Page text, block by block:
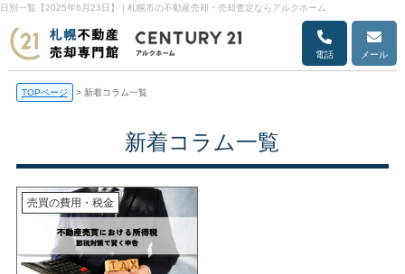
日別一覧【2025年6月23日】 | 札幌市の不動産売却・売却査定ならアルクホーム
電話 メール
TOPページ > 新着コラム一覧
新着コラム一覧
売買の費用・税金